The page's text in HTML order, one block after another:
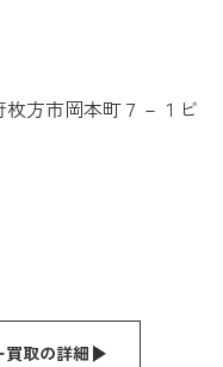
枚方市岡本町７－１ビ
取の詳細